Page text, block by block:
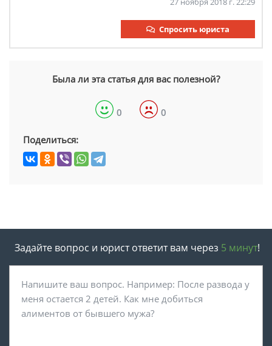
Спросить юриста
Была ли эта статья для вас полезной?
0 0
Поделиться:
Задайте вопрос и юрист ответит вам через 5 минут!